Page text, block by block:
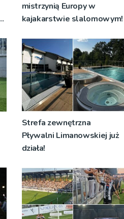
mistrzynią Europy w
kajakarstwie slalomowym!
Strefa zewnętrzna
Pływalni Limanowskiej już
działa!